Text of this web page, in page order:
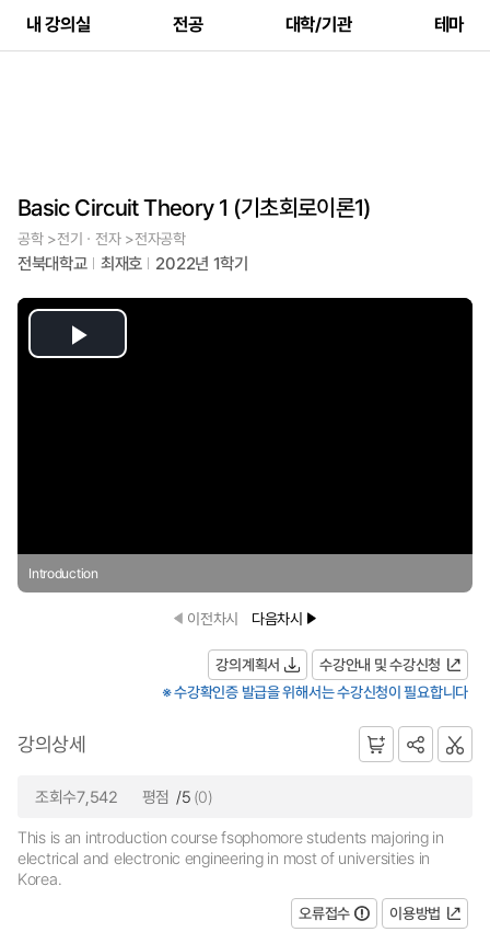
내 강의실 전공 대학/기관 테마
Basic Circuit Theory 1 (기초회로이론1)
공학 >전기ㆍ전자 >전자공학
전북대학교 최재호 2022년 1학기
Play
Introduction
이전차시 다음차시
강의계획서
수강안내 및 수강신청
※ 수강확인증 발급을 위해서는 수강신청이 필요합니다
강의상세
조회수7,542 평점 /5 (0)
This is an introduction course fsophomore students majoring in
electrical and electronic engineering in most of universities in
Korea.
오류접수
이용방법